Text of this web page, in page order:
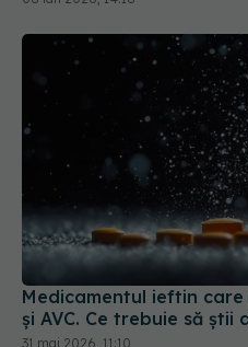
Medicamentul ieftin
și AVC. Ce trebuie să
31 mai 2026, 11:10